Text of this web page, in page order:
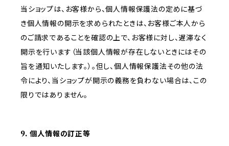
当ショップは、お客様から、個人情報保護法の定めに基づ
き個人情報の開示を求められたときは、お客様ご本人から
のご請求であることを確認の上で、お客様に対し、遅滞なく
開示を行います（当該個人情報が存在しないときにはその
旨を通知いたします。）。但し、個人情報保護法その他の法
令により、当ショップが開示の義務を負わない場合は、この
限りではありません。
9. 個人情報の訂正等